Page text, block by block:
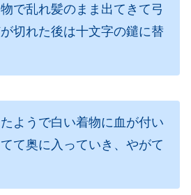
で乱れ髪のまま出てきて弓
切れた後は十文字の鑓に替
ようで白い着物に血が付い
て奥に入っていき、やがて